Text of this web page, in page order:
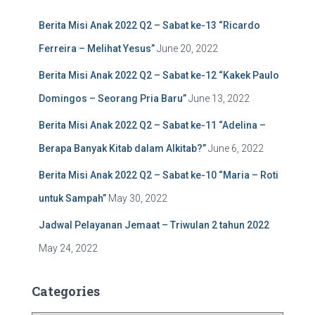
Berita Misi Anak 2022 Q2 – Sabat ke-13 “Ricardo
Ferreira – Melihat Yesus”June 20, 2022
Berita Misi Anak 2022 Q2 – Sabat ke-12 “Kakek Paulo
Domingos – Seorang Pria Baru”June 13, 2022
Berita Misi Anak 2022 Q2 – Sabat ke-11 “Adelina –
Berapa Banyak Kitab dalam Alkitab?”June 6, 2022
Berita Misi Anak 2022 Q2 – Sabat ke-10 “Maria – Roti
untuk Sampah” May 30, 2022
Jadwal Pelayanan Jemaat – Triwulan 2 tahun 2022
May 24, 2022
Categories